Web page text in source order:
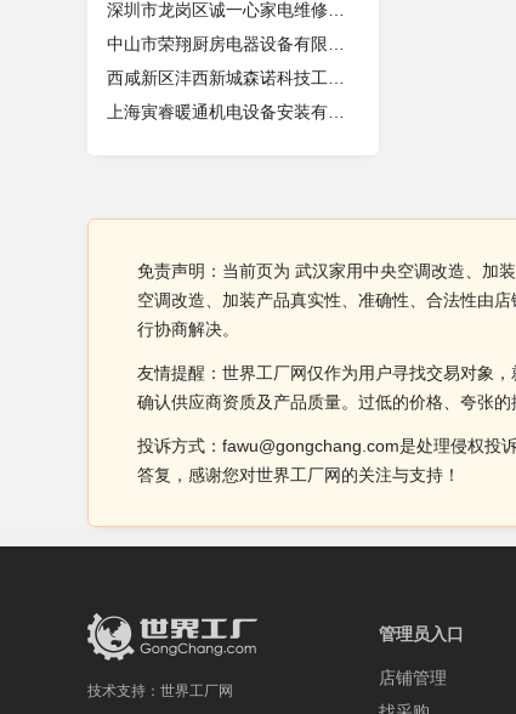
免责声明：当前页为 武汉家用中央空调改造、加
空调改造、加装产品真实性、准确性、合法性由
行协商解决。
友情提醒：世界工厂网仅作为用户寻找交易对象
确认供应商资质及产品质量。过低的价格、夸张
投诉方式：fawu@gongchang.com是处理侵权投
答复，感谢您对世界工厂网的关注与支持！
技术支持： 世界工厂网
管理员入口
店铺管理